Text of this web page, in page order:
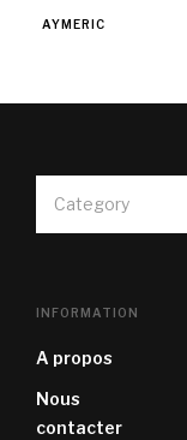
AYMERIC
Category
INFORMATION
A propos
Nous
contacter